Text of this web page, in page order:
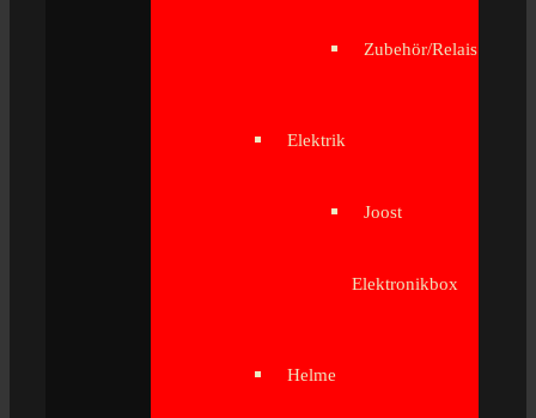
Zubehör/Relais
Elektrik
Joost
Elektronikbox
Helme